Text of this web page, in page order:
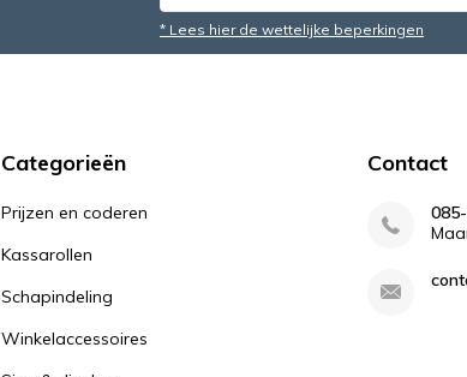
* Lees hier de wettelijke beperkingen
Categorieën
Prijzen en coderen
Kassarollen
Schapindeling
Winkelaccessoires
Contact